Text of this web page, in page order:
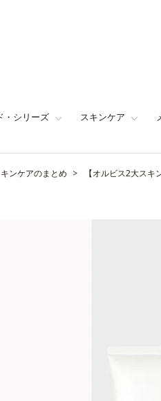
・シリーズ スキンケア
ンケアのまとめ 【オルビス2大ス